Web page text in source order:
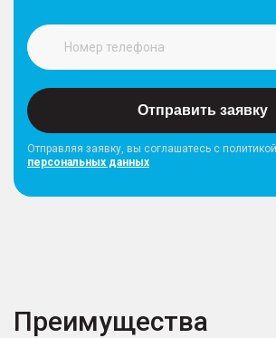
Отправить заявку
Отправляя заявку, вы соглашатесь с
персональных данных
Преимущества